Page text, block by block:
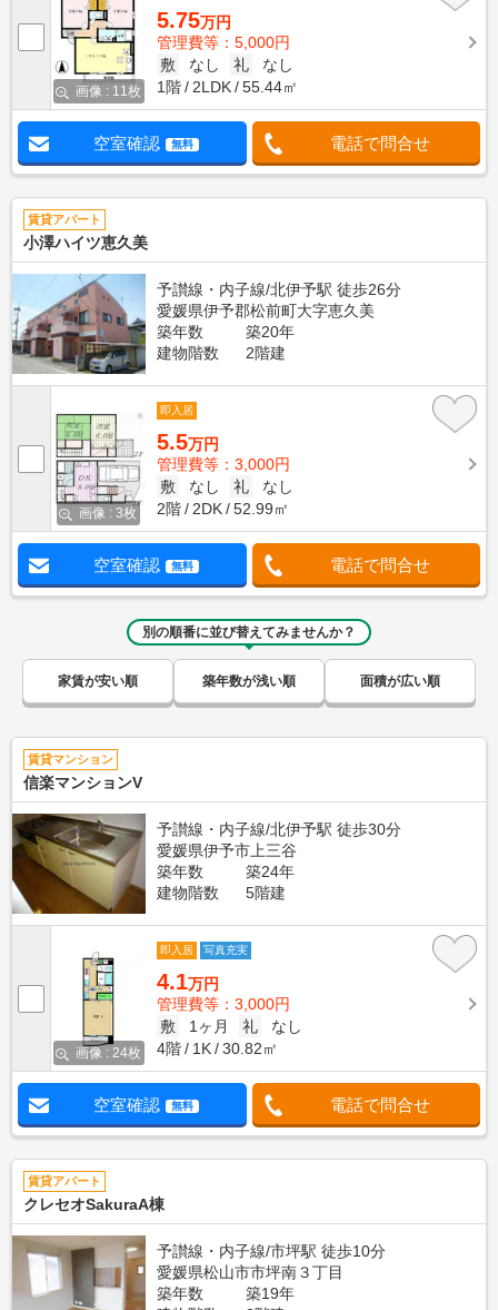
画像 : 11枚
5.75万円
管理費等：5,000円
敷
なし 礼
なし
1階
2LDK 55.44㎡
空室確認 無料 電話で問合せ
賃貸アパート
小澤ハイツ恵久美
予讃線・内子線/北伊予駅 徒歩26分
愛媛県伊予郡松前町大字恵久美
築年数
築20年
建物階数
2階建
画像 : 3枚
即入居
5.5万円
管理費等：3,000円
敷
なし 礼
なし
2階
2DK 52.99㎡
空室確認 無料 電話で問合せ
別の順番に並び替えてみませんか？
家賃が安い順 築年数が浅い順 面積が広い順
賃貸マンション
信楽マンションV
予讃線・内子線/北伊予駅 徒歩30分
愛媛県伊予市上三谷
築年数
築24年
建物階数
5階建
画像 : 24枚
即入居 写真充実
4.1万円
管理費等：3,000円
敷
1ヶ月 礼
なし
4階
1K 30.82㎡
空室確認 無料 電話で問合せ
賃貸アパート
クレセオSakuraA棟
予讃線・内子線/市坪駅 徒歩10分
愛媛県松山市市坪南３丁目
築年数
築19年